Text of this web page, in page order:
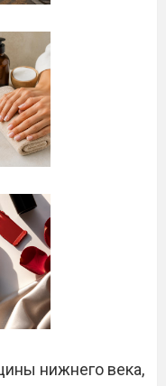
нижнего века,